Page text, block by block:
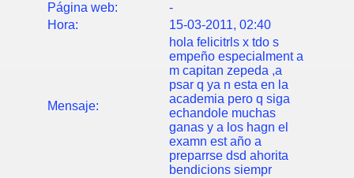
Página web:
-
Hora:
15-03-2011, 02:40
Mensaje:
hola felicitrls x tdo s
empeño especialment a
m capitan zepeda ,a
psar q ya n esta en la
academia pero q siga
echandole muchas
ganas y a los hagn el
examn est año a
preparrse dsd ahorita
bendicions siempr